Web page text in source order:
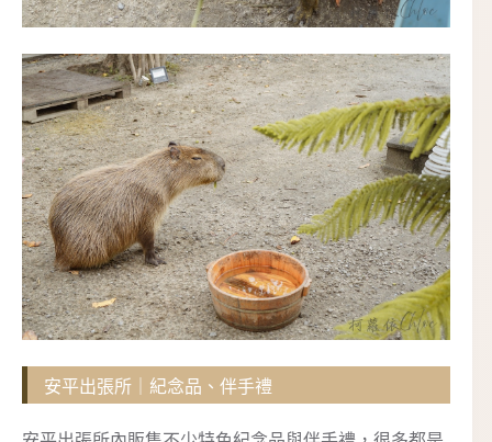
安平出張所｜紀念品、伴手禮